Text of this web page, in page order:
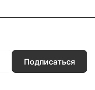
Подписаться